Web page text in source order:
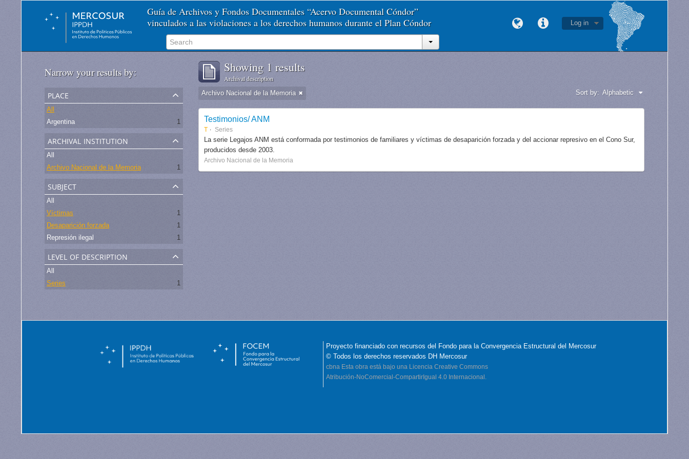
Guía de Archivos y Fondos Documentales “Acervo Documental Cóndor”
vinculados a las violaciones a los derechos humanos durante el Plan Cóndor
Log in
Narrow your results by:
place
All
Argentina
1
archival institution
All
Archivo Nacional de la Memoria
1
subject
All
Víctimas
1
Desaparición forzada
1
Represión ilegal
1
level of description
All
Series
1
Showing 1 results
Archival description
Archivo Nacional de la Memoria Sort by: Alphabetic
Testimonios/ ANM
T Series
La serie Legajos ANM está conformada por testimonios de familiares y víctimas de desaparición forzada y del accionar represivo en el Cono Sur,
producidos desde 2003.
Archivo Nacional de la Memoria
Proyecto financiado con recursos del Fondo para la Convergencia Estructural del Mercosur
© Todos los derechos reservados DH Mercosur
cbna Esta obra está bajo una Licencia Creative Commons
Atribución-NoComercial-CompartirIgual 4.0 Internacional.